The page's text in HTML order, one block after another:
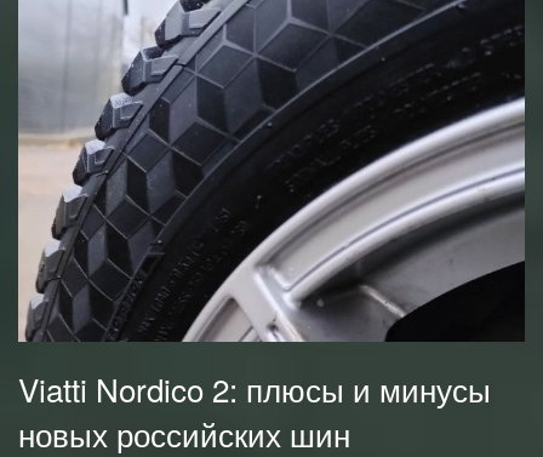
Viatti Nordico 2: плюсы и минусы
новых российских шин